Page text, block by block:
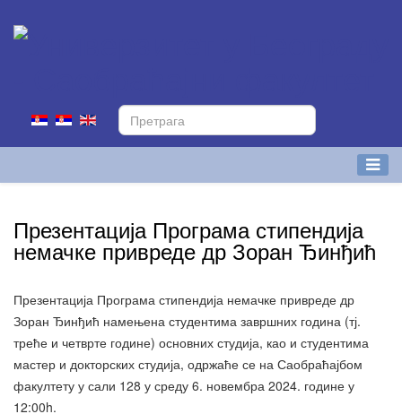
Презентација Програма стипендија
немачке привреде др Зоран Ђинђић
Презентација Програма стипендија немачке привреде др
Зоран Ђинђић намењена студентима завршних година (тј.
треће и четврте године) основних студија, као и студентима
мастер и докторских студија, одржаће се на Саобраћајбом
факултету у сали 128 у среду 6. новембра 2024. године у
12:00h.